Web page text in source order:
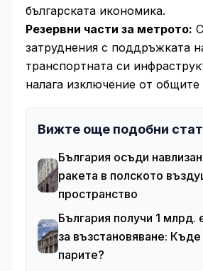
българската икономика.
Резервни части за метрото:
затруднения с поддръжката
транспортната си
налага изключение от
Вижте още подобни
България осъди
ракета в полското
пространство
България получи 1 млрд.
за възстановяване: Къде
парите?